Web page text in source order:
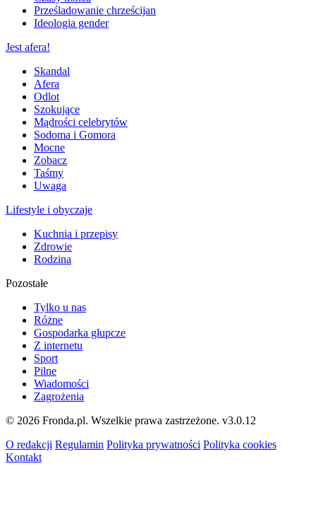
Prześladowanie chrześcijan
Ideologia gender
Jest afera!
Skandal
Afera
Odlot
Szokujące
Mądrości celebrytów
Sodoma i Gomora
Mocne
Zobacz
Taśmy
Uwaga
Lifestyle i obyczaje
Kuchnia i przepisy
Zdrowie
Rodzina
Pozostałe
Tylko u nas
Różne
Gospodarka głupcze
Z internetu
Sport
Pilne
Wiadomości
Zagrożenia
© 2026 Fronda.pl. Wszelkie prawa zastrzeżone. v3.0.12
O redakcji Regulamin Polityka prywatności Polityka cookies
Kontakt